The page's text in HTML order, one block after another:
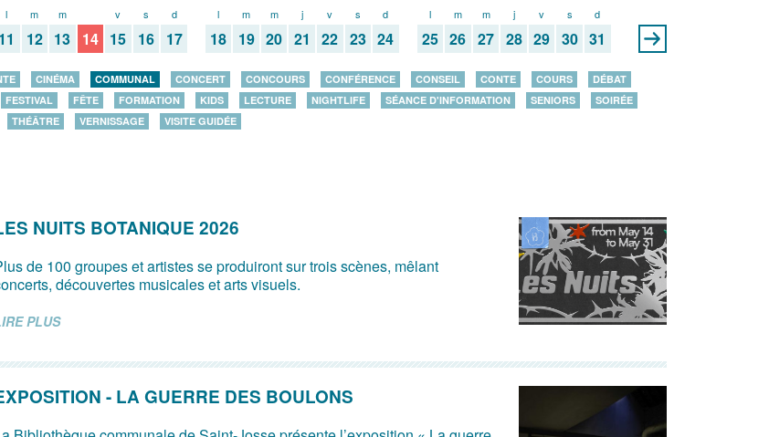
l
11
m
12
m
13 14
v
15
s
16
d
17
l
18
m
19
m
20
j
21
v
22
s
23
d
24
l
25
m
26
m
27
j
28
v
29
s
30
d
31
CINÉMA COMMUNAL CONCERT CONCOURS CONFÉRENCE CONSEIL CONTE COURS
DÉBAT
FESTIVAL FÊTE FORMATION KIDS LECTURE NIGHTLIFE SÉANCE D'INFORMATION SENIORS
SOIRÉE
THÉÂTRE VERNISSAGE VISITE GUIDÉE
NUITS BOTANIQUE 2026
de 100 groupes et artistes se produiront sur trois scènes, mêlant
découvertes musicales et arts visuels.
PLUS
- LA GUERRE DES BOULONS